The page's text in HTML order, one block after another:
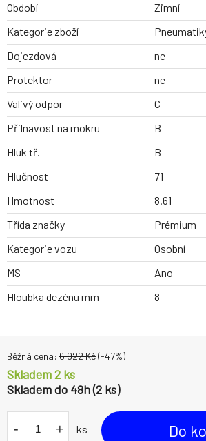
Období
Zimní
Kategorie zboží
Dojezdová
ne
Protektor
ne
Valivý odpor
C
Přilnavost na mokru
B
Hluk tř.
B
Hlučnost
71
Hmotnost
8.61
Třída značky
Prémium
Kategorie vozu
Osobní
MS
Ano
Hloubka dezénu mm
8
Běžná cena: 6 922Kč(-47%)
Skladem 2 ks
Skladem do 48h (2 ks)
- + ks Do